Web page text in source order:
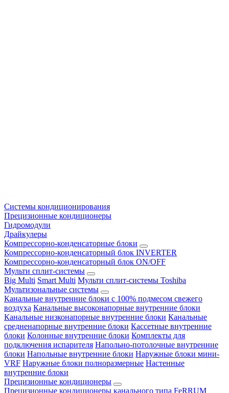
Системы кондиционирования
Прецизионные кондиционеры
Гидромодули
Драйкулеры
Компрессорно-конденсаторные блоки
Компрессорно-конденсаторный блок INVERTER
Компрессорно-конденсаторный блок ON/OFF
Мульти сплит-системы
Big Multi Smart Multi Мульти сплит-системы Toshiba
Мультизональные системы
Канальные внутренние блоки с 100% подмесом свежего
воздуха Канальные высоконапорные внутренние блоки
Канальные низконапорные внутренние блоки Канальные
средненапорные внутренние блоки Кассетные внутренние
блоки Колонные внутренние блоки Комплекты для
подключения испарителя Напольно-потолочные внутренние
блоки Напольные внутренние блоки Наружные блоки мини-
VRF Наружные блоки полноразмерные Настенные
внутренние блоки
Прецизионные кондиционеры
Прецизионные кондиционеры канального типа FeRRUM